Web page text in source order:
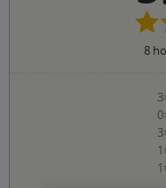
8